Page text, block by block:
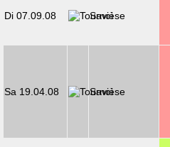
Di 07.09.08 Savièse
Sa 19.04.08 Savièse